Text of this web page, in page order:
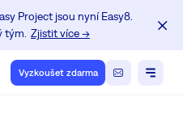
Project jsou nyní Easy8.
tým. Zjistit více →
Vyzkoušet zdarma